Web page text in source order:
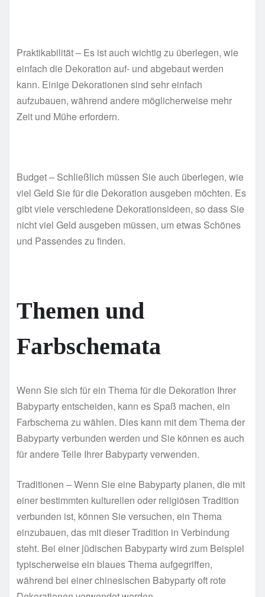
Praktikabilität – Es ist auch wichtig zu überlegen, wie
einfach die Dekoration auf- und abgebaut werden
kann. Einige Dekorationen sind sehr einfach
aufzubauen, während andere möglicherweise mehr
Zeit und Mühe erfordern.
Budget – Schließlich müssen Sie auch überlegen, wie
viel Geld Sie für die Dekoration ausgeben möchten. Es
gibt viele verschiedene Dekorationsideen, so dass Sie
nicht viel Geld ausgeben müssen, um etwas Schönes
und Passendes zu finden.
Themen und
Farbschemata
Wenn Sie sich für ein Thema für die Dekoration Ihrer
Babyparty entscheiden, kann es Spaß machen, ein
Farbschema zu wählen. Dies kann mit dem Thema der
Babyparty verbunden werden und Sie können es auch
für andere Teile Ihrer Babyparty verwenden.
Traditionen – Wenn Sie eine Babyparty planen, die mit
einer bestimmten kulturellen oder religiösen Tradition
verbunden ist, können Sie versuchen, ein Thema
einzubauen, das mit dieser Tradition in Verbindung
steht. Bei einer jüdischen Babyparty wird zum Beispiel
typischerweise ein blaues Thema aufgegriffen,
während bei einer chinesischen Babyparty oft rote